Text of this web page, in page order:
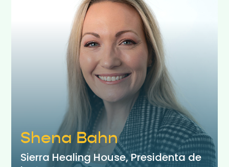
Shena Bahn
Sierra Healing House, Presidenta de